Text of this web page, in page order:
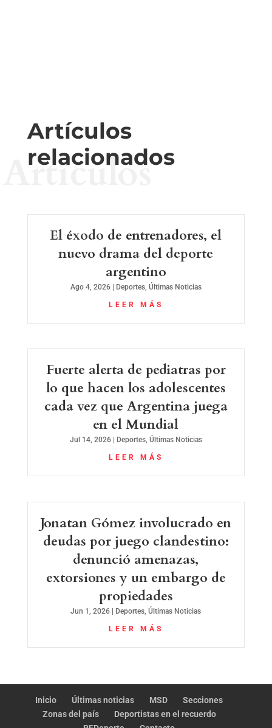
Artículos
relacionados
Artículos
El éxodo de entrenadores, el
nuevo drama del deporte
argentino
Ago 4, 2026| Deportes, Últimas Noticias
LEER MÁS
Fuerte alerta de pediatras por
lo que hacen los adolescentes
cada vez que Argentina juega
en el Mundial
Jul 14, 2026| Deportes, Últimas Noticias
LEER MÁS
Jonatan Gómez involucrado en
deudas por juego clandestino:
denunció amenazas,
extorsiones y un embargo de
propiedades
Jun 1, 2026 | Deportes ,Últimas Noticias
LEER MÁS
Inicio Últimas noticias MSD
Secciones
Zonas del país
Deportistas en el recuerdo